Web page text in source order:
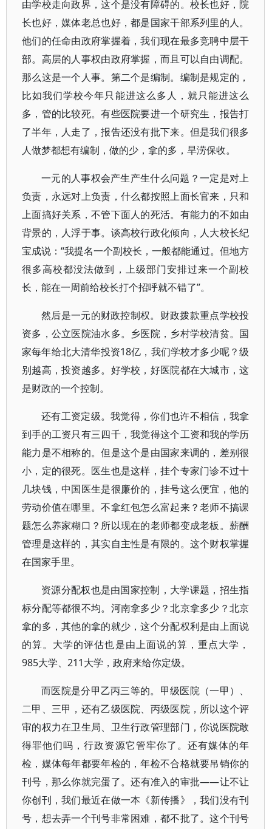
由学校走向政界，这个是没有障碍的。校长也好，院
长也好，媒体老总也好，都是国家干部系列里的人。
他们的任命由政府掌握着，我们现在最多竞聘中层干
部。高层的人事权由政府掌握，而且可以自由调配。
那么这是一个人事。第二个是编制。编制是规定的，
比如我们学校今年只能进这么多人，就只能进这么
多，管的比较死。有些医院要进一个研究生，报告打
了半年，人走了，报告还没有批下来。但是我们很多
人做梦都想有编制，做的少，拿的多，旱涝保收。
一元的人事权会产生产生什么问题？一定是对上
负责，永远对上负责，什么都按照上面长官来，只和
上面搞好关系，不管下面人的死活。有能力的不如由
背景的，人浮于事。谈高校行政化倾向，人大校长纪
宝成说：“我提名一个副校长，一般都能通过。但地方
很多高校都没法做到，上级部门安排过来一个副校
长，能在一周前给校长打个招呼就不错了”。
然后是一元的财政控制权。财政拨款重点学校投
资多，公立医院油水多。乡医院，乡村学校清贫。国
家每年给北大清华投资18亿，我们学校才多少呢？级
别越高，投资越多。好学校，好医院都在大城市，这
是财政的一个控制。
还有工资定级。我觉得，你们也许不相信，我拿
到手的工资只有三四千，我觉得这个工资和我的学历
能力是不相称的。但是这个是由国家来调的，差别很
小，定的很死。医生也是这样，挂个专家门诊不过十
几块钱，中国医生是很廉价的，挂号这么便宜，他的
劳动价值在哪里。不拿红包怎么富起来？老师不搞课
题怎么养家糊口？所以现在的老师都变成老板。薪酬
管理是这样的，其实自主性是有限的。这个财权掌握
在国家手里。
资源分配权也是由国家控制，大学课题，招生指
标分配等都很不均。河南拿多少？北京拿多少？北京
拿的多，其他的拿的就少，这个分配权利是由上面说
的算。大学的评估也是由上面说的算，重点大学，
985大学、211大学，政府来给你定级。
而医院是分甲乙丙三等的。甲级医院（一甲）、
二甲、三甲，还有乙级医院、丙级医院，所以这个评
审的权力在卫生局、卫生行政管理部门，你说医院敢
得罪他们吗，行政资源它管牢你了。还有媒体的年
检，媒体每年都要年检的，年检不合格就要吊销你的
刊号，那么你就完蛋了。还有准入的审批——让不让
你创刊，我们最近在做一本《新传播》，我们没有刊
号，想去弄一个刊号非常困难，都不批了。这个刊号